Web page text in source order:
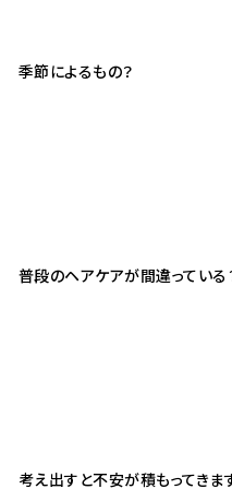
季節によるもの？
普段のヘアケアが間違っている
考え出すと不安が積もってきます